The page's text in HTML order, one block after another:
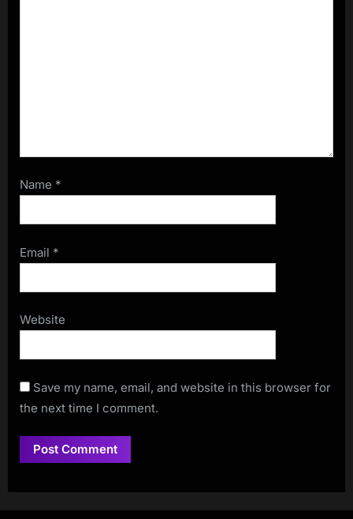
Name *
Email *
Website
Save my name, email, and website in this browser for
the next time I comment.